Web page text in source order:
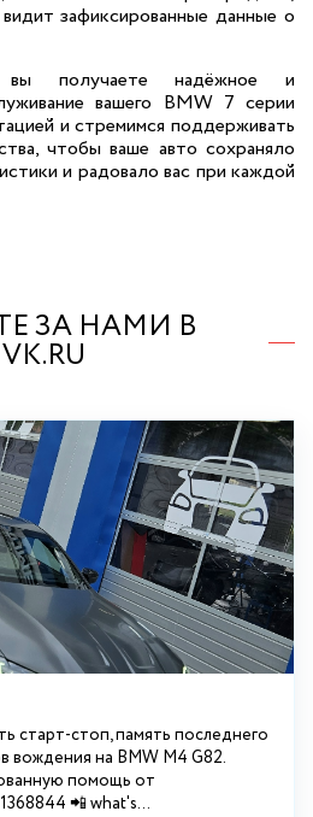
зафиксированные данные о
получаете надёжное и
вашего BMW 7 серии
и стремимся поддерживать
чтобы ваше авто сохраняло
и радовало вас при каждой
ЗА НАМИ В
VK.RU
старт-стоп, память последнего
вождения на BMW М4 G82.
помощь от
📲 what's...